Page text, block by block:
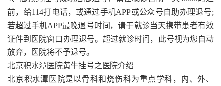
前，给114打电话，或通过手机APP或公众号自助办理退号;
若超过手机APP最晚退号时间，请于就诊当天携带患者有效
证件到医院窗口办理退号。超过就诊时间，此号视为您自动
放弃，医院将不予退号。
北京积水潭医院黄牛挂号之医院介绍
北京积水潭医院是以骨科和烧伤科为重点学科，内、外、